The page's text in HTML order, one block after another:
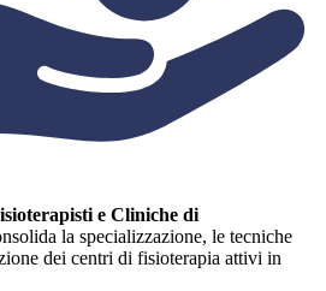
e Cliniche di
la specializzazione, le tecniche
dei centri di fisioterapia attivi in